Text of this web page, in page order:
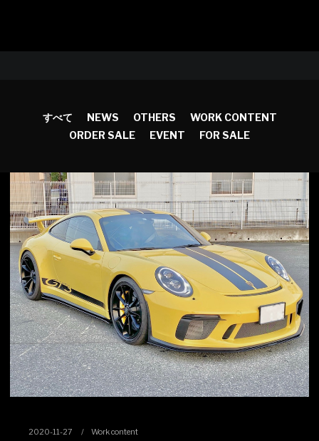
すべて NEWS OTHERS
WORK CONTENT
ORDER SALE
EVENT FOR SALE
2020-11-27 Work content